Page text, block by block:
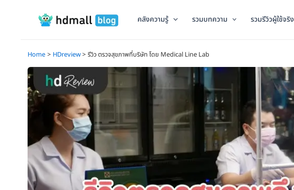
คลังความรู้ รวมบทความ รวมรีวิวผู้ใช้จริง
Home HDreview รีวิว ตรวจสุขภาพที่บริษัท โดย Medical Line Lab